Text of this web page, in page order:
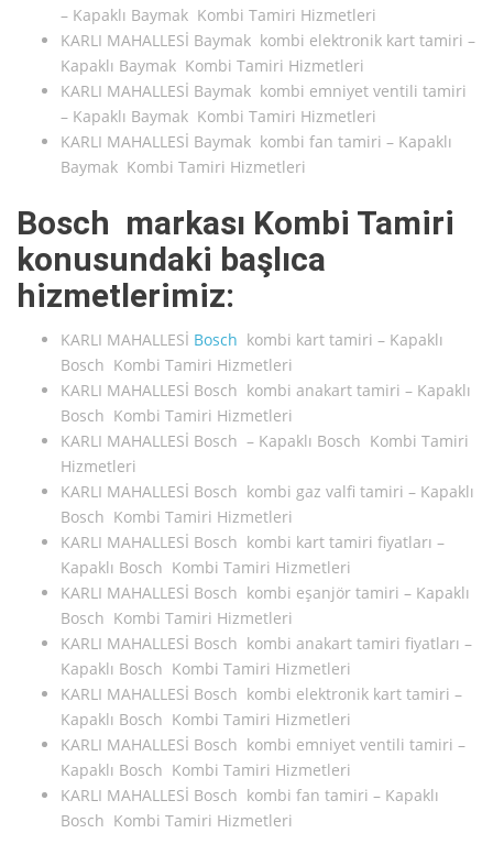
– Kapaklı Baymak Kombi Tamiri Hizmetleri
KARLI MAHALLESİ Baymak kombi elektronik kart tamiri –
Kapaklı Baymak Kombi Tamiri Hizmetleri
KARLI MAHALLESİ Baymak kombi emniyet ventili tamiri
– Kapaklı Baymak Kombi Tamiri Hizmetleri
KARLI MAHALLESİ Baymak kombi fan tamiri – Kapaklı
Baymak Kombi Tamiri Hizmetleri
Bosch markası Kombi Tamiri
konusundaki başlıca
hizmetlerimiz:
KARLI MAHALLESİ Bosch kombi kart tamiri – Kapaklı
Bosch Kombi Tamiri Hizmetleri
KARLI MAHALLESİ Bosch kombi anakart tamiri – Kapaklı
Bosch Kombi Tamiri Hizmetleri
KARLI MAHALLESİ Bosch – Kapaklı Bosch Kombi Tamiri
Hizmetleri
KARLI MAHALLESİ Bosch kombi gaz valfi tamiri – Kapaklı
Bosch Kombi Tamiri Hizmetleri
KARLI MAHALLESİ Bosch kombi kart tamiri fiyatları –
Kapaklı Bosch Kombi Tamiri Hizmetleri
KARLI MAHALLESİ Bosch kombi eşanjör tamiri – Kapaklı
Bosch Kombi Tamiri Hizmetleri
KARLI MAHALLESİ Bosch kombi anakart tamiri fiyatları –
Kapaklı Bosch Kombi Tamiri Hizmetleri
KARLI MAHALLESİ Bosch kombi elektronik kart tamiri –
Kapaklı Bosch Kombi Tamiri Hizmetleri
KARLI MAHALLESİ Bosch kombi emniyet ventili tamiri –
Kapaklı Bosch Kombi Tamiri Hizmetleri
KARLI MAHALLESİ Bosch kombi fan tamiri – Kapaklı
Bosch Kombi Tamiri Hizmetleri